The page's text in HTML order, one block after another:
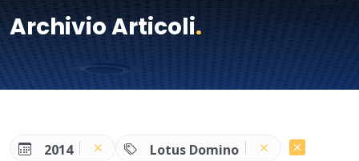
Archivio Articoli.
2014 Lotus Domino